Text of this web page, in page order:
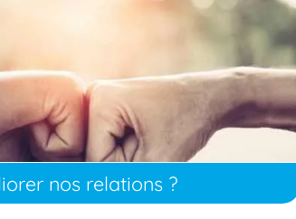
nos relations ?